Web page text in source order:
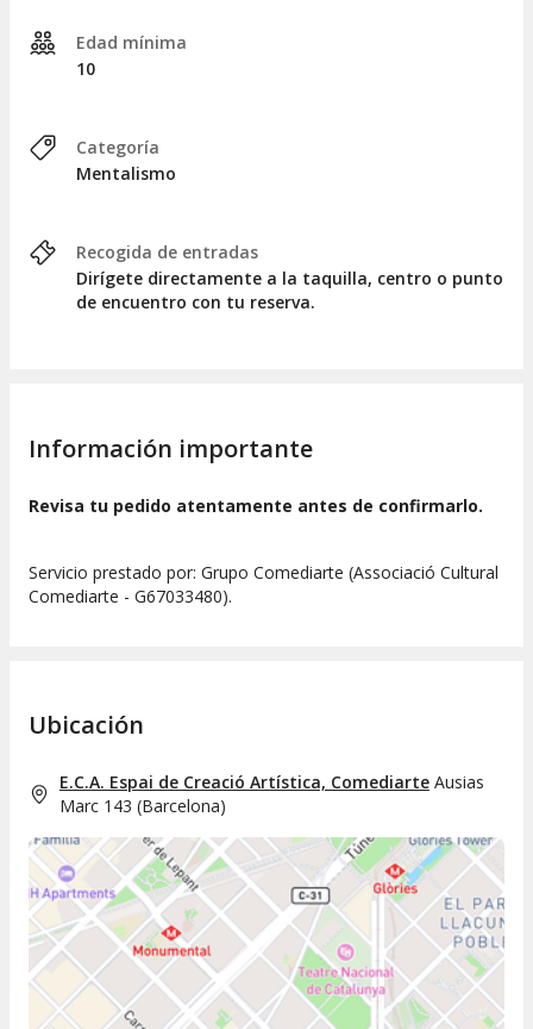
Edad mínima
10
Categoría
Mentalismo
Recogida de entradas
Dirígete directamente a la taquilla, centro o punto
de encuentro con tu reserva.
Información importante
Revisa tu pedido atentamente antes de confirmarlo.
Servicio prestado por: Grupo Comediarte (Associació Cultural
Comediarte - G67033480).
Ubicación
E.C.A. Espai de Creació Artística, Comediarte Ausias
Marc 143 (Barcelona)